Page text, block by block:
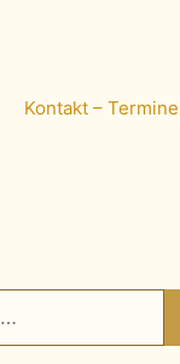
Kontakt – Termine